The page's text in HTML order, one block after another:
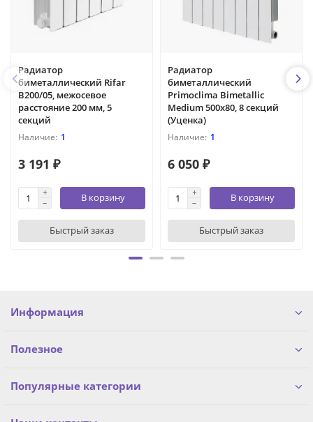
Радиатор
биметаллический Rifar
B200/05, межосевое
расстояние 200 мм, 5
секций
1
3 191 ₽
В корзину
Быстрый заказ
Радиатор
биметаллический
Primoclima Bimetallic
Medium 500x80, 8 секций
(Уценка)
1
6 050 ₽
В корзину
Быстрый заказ
Информация
Полезное
Популярные категории